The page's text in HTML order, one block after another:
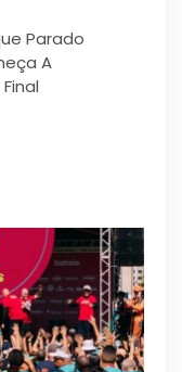
Parado
A